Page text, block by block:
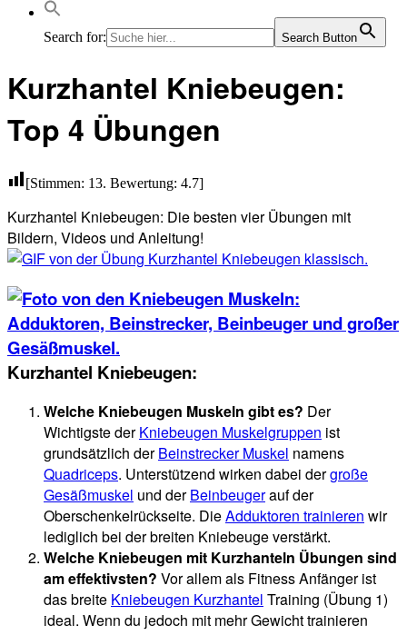
Search for: Search Button
Kurzhantel Kniebeugen:
Top 4 Übungen
[Stimmen: 13. Bewertung: 4.7]
Kurzhantel Kniebeugen: Die besten vier Übungen mit
Bildern, Videos und Anleitung!
Kurzhantel Kniebeugen:
Welche Kniebeugen Muskeln gibt es? Der
Wichtigste derKniebeugen Muskelgruppen ist
grundsätzlich derBeinstrecker Muskel namens
Quadriceps. Unterstützend wirken dabei dergroße
Gesäßmuskel und derBeinbeugerauf der
Oberschenkelrückseite. DieAdduktoren trainieren wir
lediglich bei der breiten Kniebeuge verstärkt.
Welche Kniebeugen mit Kurzhanteln Übungen sind
am effektivsten? Vor allem als Fitness Anfänger ist
das breite Kniebeugen Kurzhantel Training (Übung 1)
ideal. Wenn du jedoch mit mehr Gewicht trainieren